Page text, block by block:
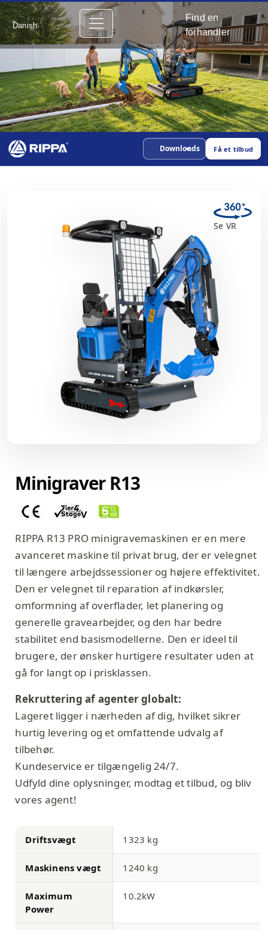
Danish
Find en
forhandler
Downloads Få et tilbud
Se VR
Minigraver R13
RIPPA R13 PRO minigravemaskinen er en mere
avanceret maskine til privat brug, der er velegnet
til længere arbejdssessioner og højere effektivitet.
Den er velegnet til reparation af indkørsler,
omformning af overflader, let planering og
generelle gravearbejder, og den har bedre
stabilitet end basismodellerne. Den er ideel til
brugere, der ønsker hurtigere resultater uden at
gå for langt op i prisklassen.
Rekruttering af agenter globalt:
Lageret ligger i nærheden af dig, hvilket sikrer
hurtig levering og et omfattende udvalg af
tilbehør.
Kundeservice er tilgængelig 24/7.
Udfyld dine oplysninger, modtag et tilbud, og bliv
vores agent!
Driftsvægt 1323 kg
Maskinens vægt 1240 kg
Maximum
Power
10.2kW